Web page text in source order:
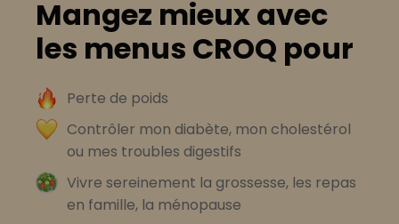
Mangez mieux avec
les menus CROQ pour
Perte de poids
Contrôler mon diabète, mon cholestérol
ou mes troubles digestifs
Vivre sereinement la grossesse, les repas
en famille, la ménopause